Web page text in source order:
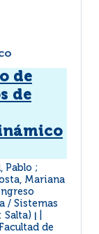
de
de
Pablo ;
Mariana
/ Sistemas
Salta)
de